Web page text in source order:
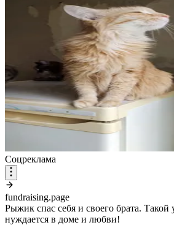
Соцреклама
fundraising.page
Рыжик спас себя и своего брата.
нуждается в доме и любви!